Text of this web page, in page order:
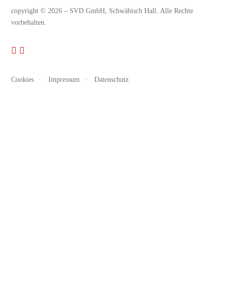
copyright © 2026 – SVD GmbH , Schwäbisch Hall. Alle Rechte
vorbehalten.
Cookies Impressum Datenschutz